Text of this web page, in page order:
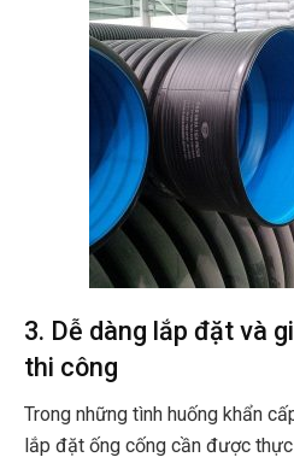
3. Dễ dàng lắp đặt và
thi công
Trong những tình huống khẩn
lắp đặt ống cống cần được thực